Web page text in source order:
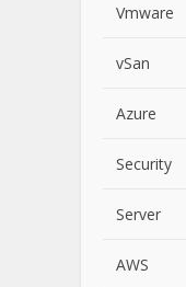
Vmware
vSan
Azure
Security
Server
AWS